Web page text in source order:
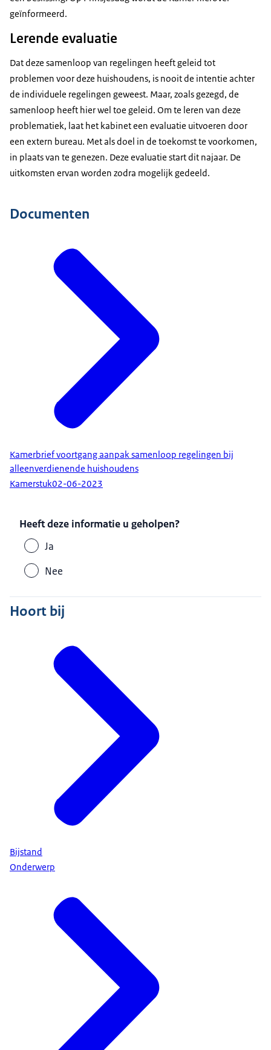
geïnformeerd.
Lerende evaluatie
Dat deze samenloop van regelingen heeft geleid tot
problemen voor deze huishoudens, is nooit de intentie achter
de individuele regelingen geweest. Maar, zoals gezegd, de
samenloop heeft hier wel toe geleid. Om te leren van deze
problematiek, laat het kabinet een evaluatie uitvoeren door
een extern bureau. Met als doel in de toekomst te voorkomen,
in plaats van te genezen. Deze evaluatie start dit najaar. De
uitkomsten ervan worden zodra mogelijk gedeeld.
Documenten
Kamerbrief voortgang aanpak samenloop regelingen bij
alleenverdienende huishoudens
Kamerstuk02-06-2023
Heeft deze informatie u geholpen?
Ja
Nee
Hoort bij
Bijstand
Onderwerp